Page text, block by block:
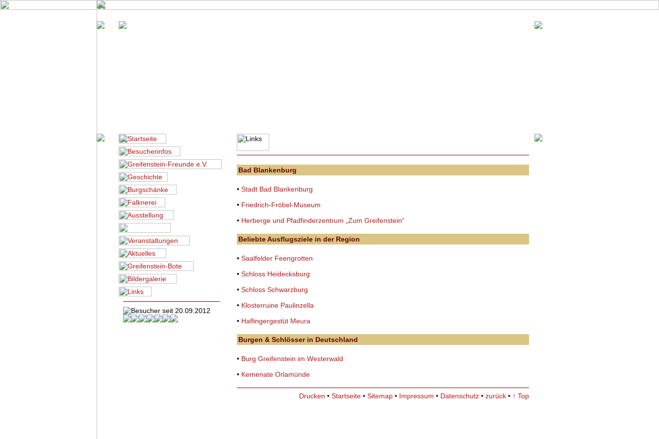
Bad Blankenburg
• Stadt Bad Blankenburg
• Friedrich-Fröbel-Museum
• Herberge und Pfadfinderzentrum „Zum Greifenstein“
Beliebte Ausflugsziele in der Region
• Saalfelder Feengrotten
• Schloss Heidecksburg
• Schloss Schwarzburg
• Klosterruine Paulinzella
• Haflingergestüt Meura
Burgen & Schlösser in Deutschland
• Burg Greifenstein im Westerwald
• Kemenate Orlamünde
Drucken • Startseite • Sitemap • Impressum • Datenschutz • zurück • ↑ Top